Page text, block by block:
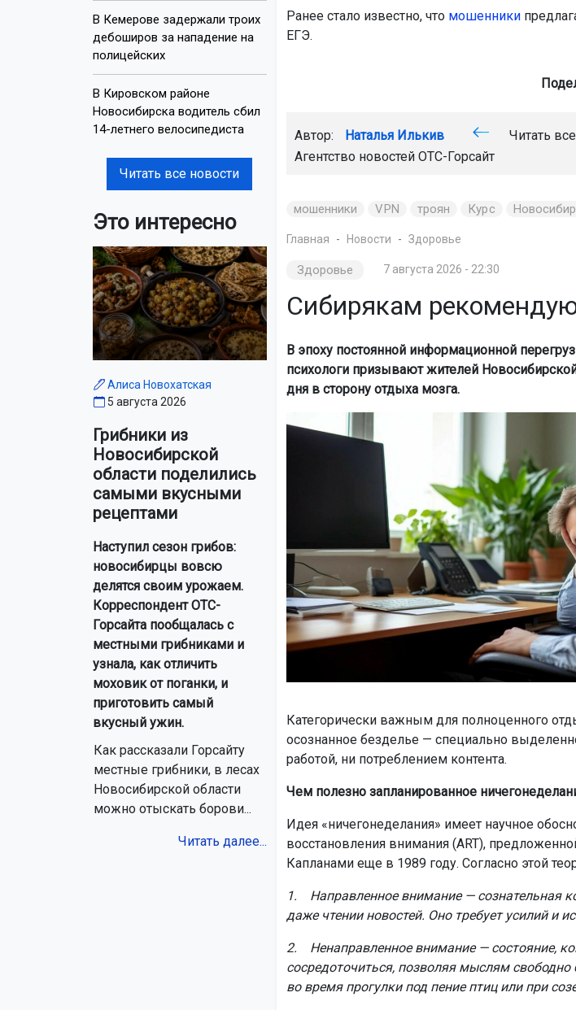
В Кемерове задержали троих
дебоширов за нападение на
полицейских
В Кировском районе
Новосибирска водитель сбил
14-летнего велосипедиста
Читать все новости
Это интересно
Алиса Новохатская
5 августа 2026
Грибники из
Новосибирской
области поделились
самыми вкусными
рецептами
Наступил сезон грибов:
новосибирцы вовсю
делятся своим урожаем.
Корреспондент ОТС-
Горсайта пообщалась с
местными грибниками и
узнала, как отличить
моховик от поганки, и
приготовить самый
вкусный ужин.
Как рассказали Горсайту
местные грибники, в лесах
Новосибирской области
можно отыскать борови...
Читать далее...
Ранее стало известно, что мошенники
ЕГЭ.
Автор: Наталья Илькив
Читать
Агентство новостей ОТС-Горсайт
мошенники VPN троян Курс
Главная Новости Здоровье
Здоровье 7 августа 2026 - 22:30
Сибирякам
В эпоху постоянной информационной
психологи призывают жителей
дня в сторону отдыха мозга.
Категорически важным для полноценного
осознанное безделье — специально
работой, ни потреблением контента.
Чем полезно запланированное
Идея «ничегонеделания» имеет научное
восстановления внимания (ART),
Капланами еще в 1989 году. Согласно этой
1. Направленное внимание — сознательная
даже чтении новостей. Оно требует усилий и
2. Ненаправленное внимание — состояние,
сосредоточиться, позволяя мыслям
во время прогулки под пение птиц или при